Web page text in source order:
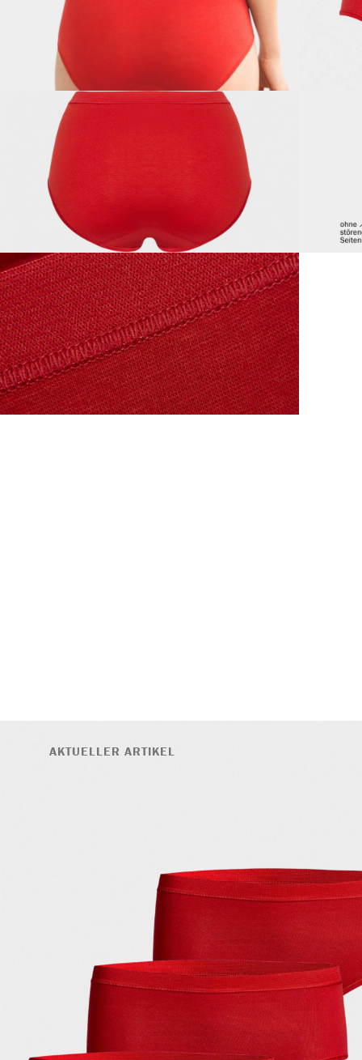
AKTUELLER ARTIKEL